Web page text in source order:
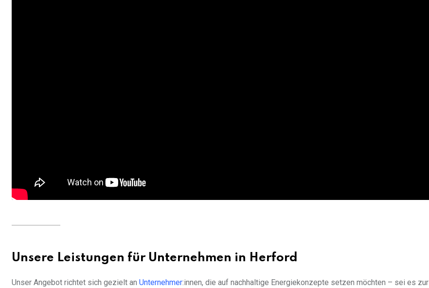
Unsere Leistungen für Unternehmen in Herford
Unser Angebot richtet sich gezielt an Unternehmer:innen, die auf nachhaltige Energiekonzepte setzen möchten – sei es zur